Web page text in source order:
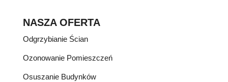
NASZA OFERTA
Odgrzybianie Ścian
Ozonowanie Pomieszczeń
Osuszanie Budynków